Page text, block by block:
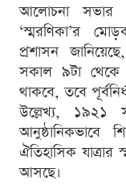
আলোচনা সভার
‘স্মরণিকা’র
প্রশাসন
সকাল ৯টা থেকে
থাকবে, তবে
উল্লেখ্য, ১৯২১
ঐতিহাসিক
আসছে।